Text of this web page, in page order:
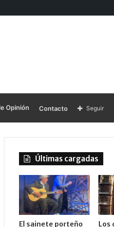
Opinión Contacto Seguir
Últimas cargadas
El sainete porteño
Los